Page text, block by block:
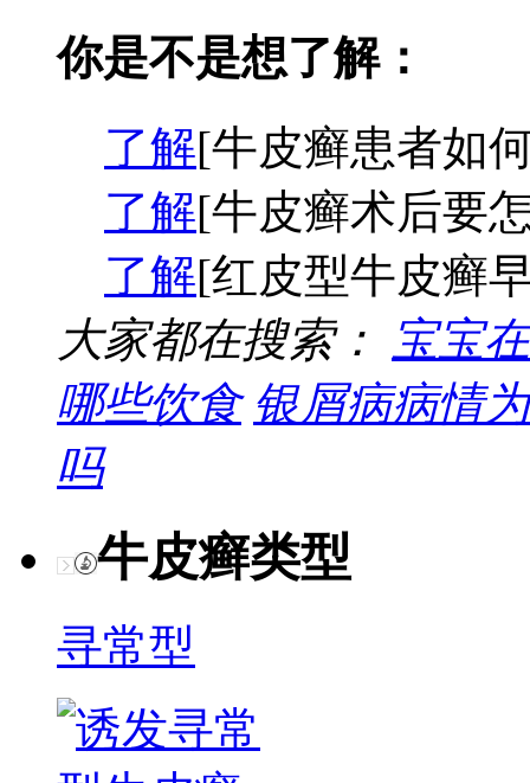
你是不是想了解：
了解[牛皮癣患者如
了解[牛皮癣术后要
了解[红皮型牛皮癣
大家都在搜索：
宝宝
哪些饮食 银屑病病情
吗
牛皮癣类型
寻常型